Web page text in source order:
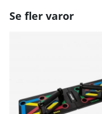
Se fler varor